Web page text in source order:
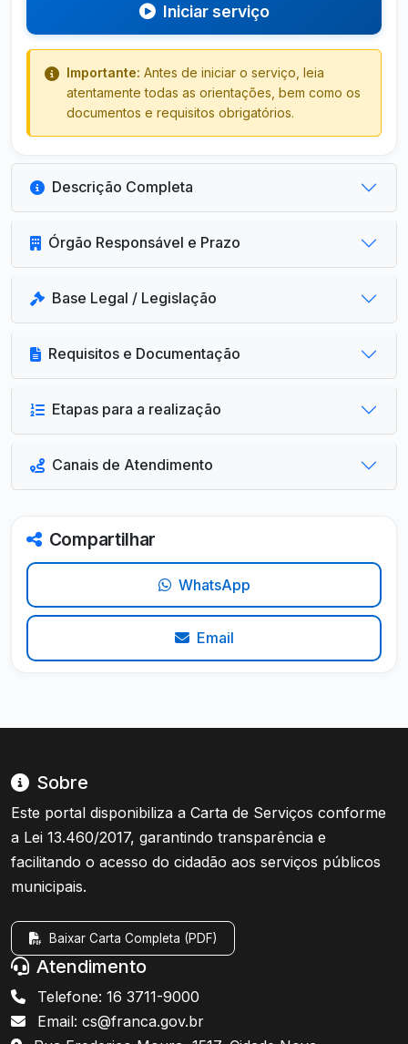
Iniciar serviço
Importante: Antes de iniciar o serviço, leia
atentamente todas as orientações, bem como os
documentos e requisitos obrigatórios.
Descrição Completa
Órgão Responsável e Prazo
Base Legal / Legislação
Requisitos e Documentação
Etapas para a realização
Canais de Atendimento
Compartilhar
WhatsApp
Email
Sobre
Este portal disponibiliza a Carta de Serviços conforme
a Lei 13.460/2017, garantindo transparência e
facilitando o acesso do cidadão aos serviços públicos
municipais.
Baixar Carta Completa (PDF)
Atendimento
Telefone: 16 3711-9000
Email: cs@franca.gov.br